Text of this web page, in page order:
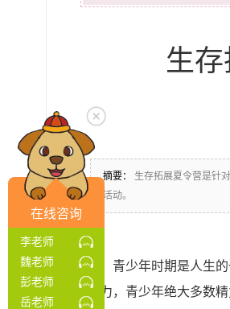
生
摘要：
生存拓展夏令营是针
活动。
青少年时期是人生
压力，青少年绝大多数
在线咨询
李老师
魏老师
彭老师
岳老师